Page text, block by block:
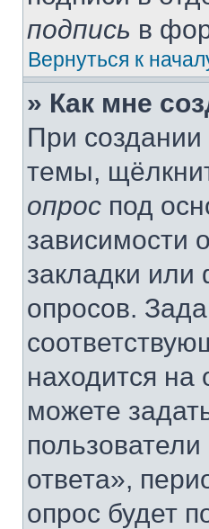
подпись в
Вернуться к
» Как мне
При
темы,
опрос под
зависимости
закладки
опросов.
находится на
можете
ответа»,
опрос будет